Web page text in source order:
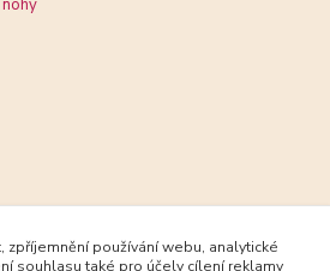
zpříjemnění používání webu, analytické
souhlasu také pro účely cílení reklamy